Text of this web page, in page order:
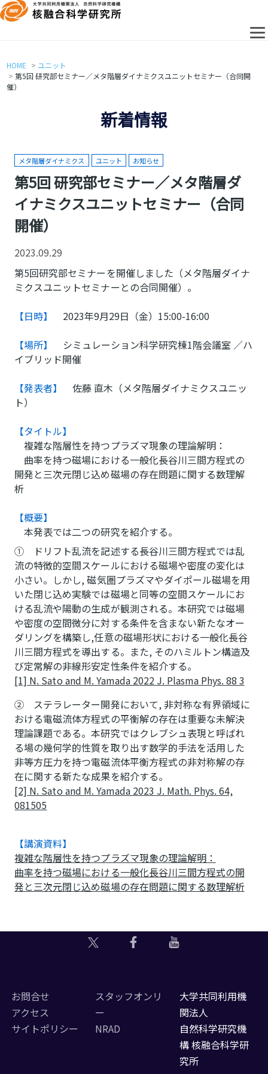
HOME
ユニット
第5回 研究部セミナー／メタ階層ダイナミクスユニットセミナー（合同開
催）
新着情報
メタ階層ダイナミクス ユニット お知らせ
第5回 研究部セミナー／メタ階層ダ
イナミクスユニットセミナー（合同
開催）
2023.09.29
第5回研究部セミナーを開催しました（メタ階層ダイナ
ミクスユニットセミナーとの合同開催）。
【日時】
2023年9月29日（金）15:00-16:00
【場所】
シミュレーション科学研究棟1階会議室 ／ハ
イブリッド開催
【発表者】
佐藤 直木（メタ階層ダイナミクスユニッ
ト）
【タイトル】
複雑な階層性を持つプラズマ現象の理論解明：
曲率を持つ磁場における一般化長谷川三間方程式の
開発と三次元閉じ込め磁場の存在問題に関する数理解
析
【概要】
本発表では二つの研究を紹介する。
① ドリフト乱流を記述する長谷川三間方程式では乱
流の特徴的空間スケールにおける磁場や密度の変化は
小さい。しかし, 磁気圏プラズマやダイポール磁場を用
いた閉じ込め実験では磁場と同等の空間スケールにお
ける乱流や陽動の生成が観測される。本研究では磁場
や密度の空間微分に対する条件を含まない新たなオー
ダリングを構築し,任意の磁場形状における一般化長谷
川三間方程式を導出する。また, そのハミルトン構造及
び定常解の非線形安定性条件を紹介する。
[1] N. Sato and M. Yamada 2022 J. Plasma Phys. 88 3
② ステラレーター開発において, 非対称な有界領域に
おける電磁流体方程式の平衡解の存在は重要な未解決
理論課題である。本研究ではクレブシュ表現と呼ばれ
る場の幾何学的性質を取り出す数学的手法を活用した
非等方圧力を持つ電磁流体平衡方程式の非対称解の存
在に関する新たな成果を紹介する。
[2] N. Sato and M. Yamada 2023 J. Math. Phys. 64,
081505
【講演資料】
複雑な階層性を持つプラズマ現象の理論解明：
曲率を持つ磁場における一般化長谷川三間方程式の開
発と三次元閉じ込め磁場の存在問題に関する数理解析
お問合せ
アクセス
サイトポリシー
スタッフオンリ
ー
NRAD
大学共同利用機
関法人
自然科学研究機
構 核融合科学研
究所